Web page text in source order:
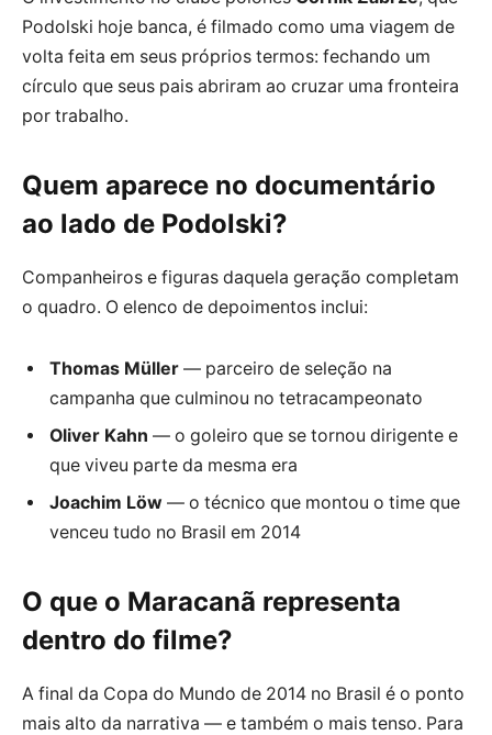
Podolski hoje banca, é filmado como uma viagem de
volta feita em seus próprios termos: fechando um
círculo que seus pais abriram ao cruzar uma fronteira
por trabalho.
Quem aparece no documentário
ao lado de Podolski?
Companheiros e figuras daquela geração completam
o quadro. O elenco de depoimentos inclui:
Thomas Müller — parceiro de seleção na
campanha que culminou no tetracampeonato
Oliver Kahn — o goleiro que se tornou dirigente e
que viveu parte da mesma era
Joachim Löw — o técnico que montou o time que
venceu tudo no Brasil em 2014
O que o Maracanã representa
dentro do filme?
A final da Copa do Mundo de 2014 no Brasil é o ponto
mais alto da narrativa — e também o mais tenso. Para